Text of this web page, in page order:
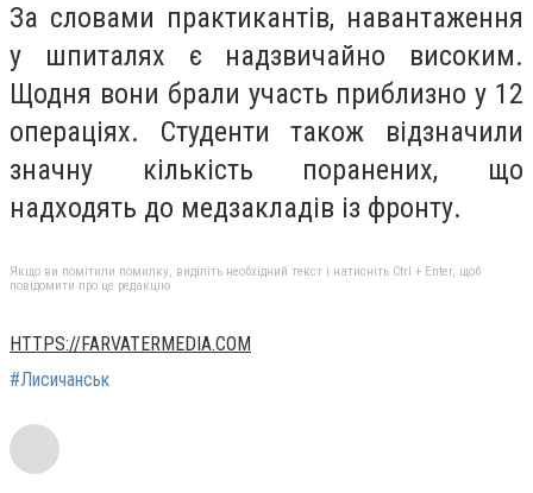
За словами практикантів, навантаження
у шпиталях є надзвичайно високим.
Щодня вони брали участь приблизно у 12
операціях. Студенти також відзначили
значну кількість поранених, що
надходять до медзакладів із фронту.
Якщо ви помітили помилку, виділіть необхідний текст і натисніть Ctrl + Enter, щоб
повідомити про це редакцію
HTTPS://FARVATERMEDIA.COM
#Лисичанськ